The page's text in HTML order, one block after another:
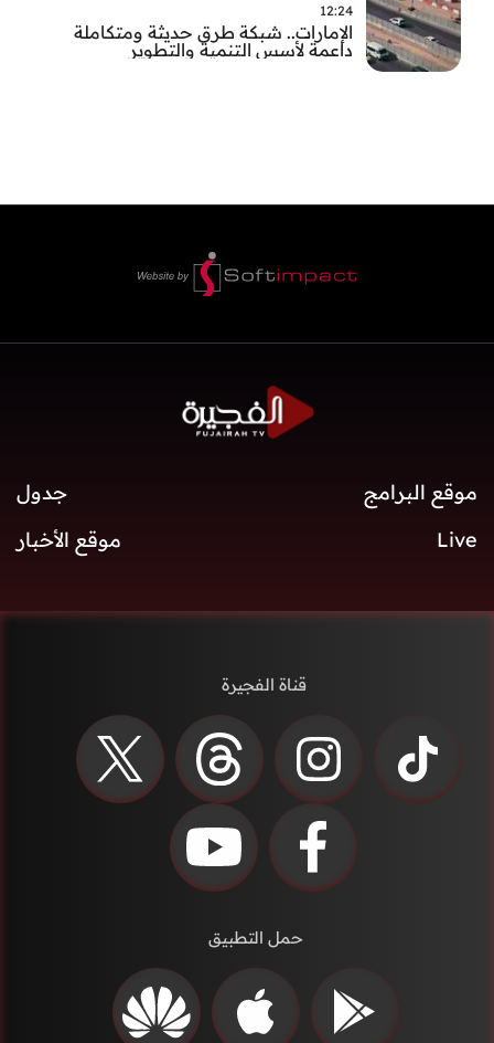
12:24
الإمارات.. شبكة طرق حديثة ومتكاملة
داعمة لأسس التنمية والتطوير
موقع البرامج
جدول
Live
موقع الأخبار
قناة الفجيرة
حمل التطبيق